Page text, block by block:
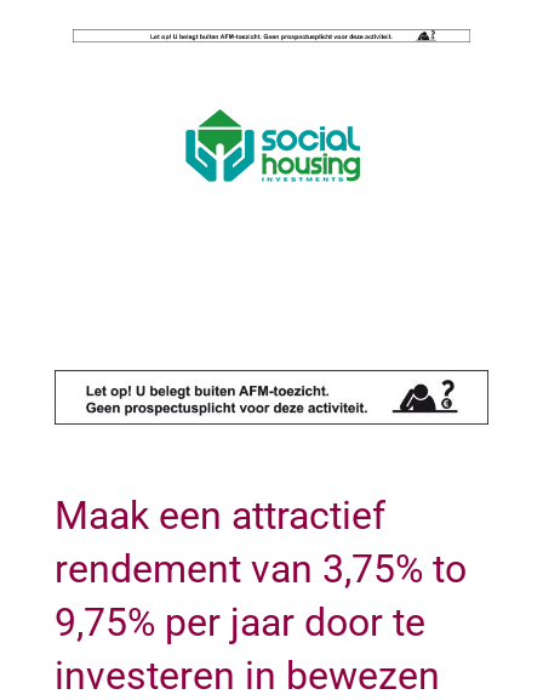
Maak een attractief
rendement van 3,75% to
9,75% per jaar door te
investeren in bewezen